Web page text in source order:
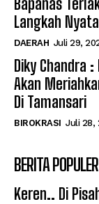
Bapanas
Langkah
DAERAH Juli 29,
Diky Chandra
Akan
Di Tamansari
BIROKRASI Juli 28,
BERITA POPULER
Keren.. Di